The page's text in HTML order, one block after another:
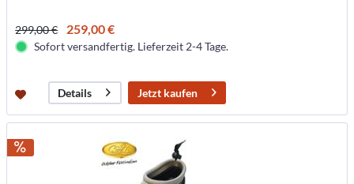
299,00 € 259,00 €
Sofort versandfertig. Lieferzeit 2-4 Tage.
Details Jetzt kaufen